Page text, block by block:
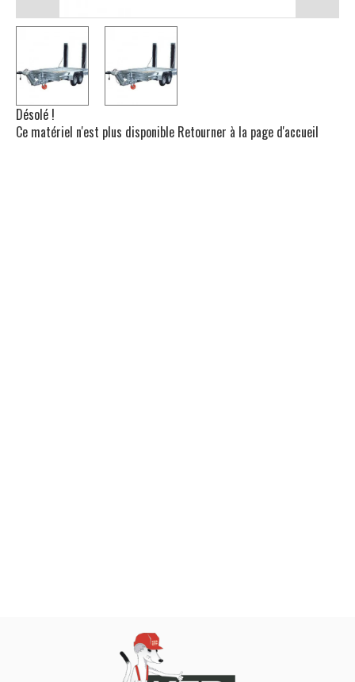
Désolé !
Ce matériel n'est plus disponible Retourner à la page d'accueil